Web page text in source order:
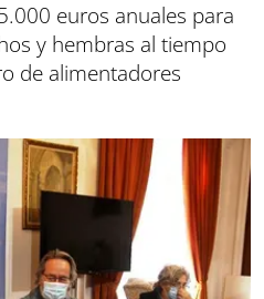
euros anuales para
y hembras al tiempo
de alimentadores